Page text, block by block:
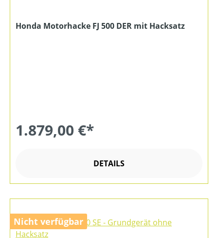
Honda Motorhacke FJ 500 DER mit Hacksatz
1.879,00 €*
DETAILS
Nicht verfügbar